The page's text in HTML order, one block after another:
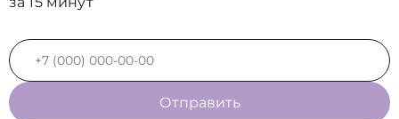
Отправить